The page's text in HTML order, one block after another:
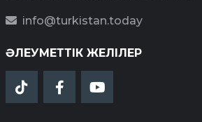
info@turkistan.today
ӘЛЕУМЕТТІК ЖЕЛІЛЕР